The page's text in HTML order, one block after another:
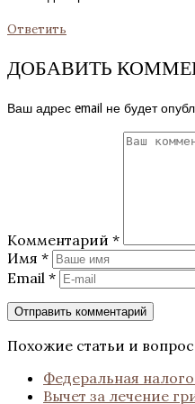
Ответить
ДОБАВИТЬ
Ваш адрес email не будет
Комментарий *
Имя *
Email *
Похожие статьи и
Федеральная
Вычет за лечение